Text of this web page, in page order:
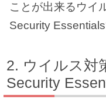
ことが出来るウイ
Security Essentials
ウイルス対
Security